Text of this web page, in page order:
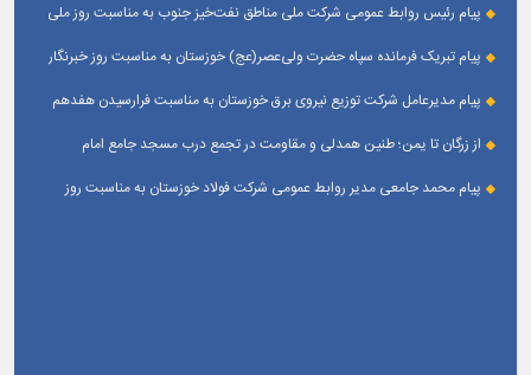
پیام رئیس روابط عمومی شركت ملی مناطق نفت‌خیز جنوب به مناسبت روز ملی
پیام تبریک فرمانده سپاه حضرت ولی‌عصر(عج) خوزستان به مناسبت روز خبرنگار
پیام مدیرعامل شرکت توزیع نیروی برق خوزستان به مناسبت فرارسیدن هفدهم
از زرگان تا یمن؛ طنین همدلی و مقاومت در تجمع درب مسجد جامع امام
پیام محمد جامعی مدیر روابط عمومی شرکت فولاد خوزستان به مناسبت روز